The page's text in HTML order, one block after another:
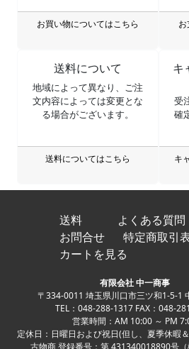
お買い物についてはこちら
送料について
地域によって異なり、ご注
文内容によっては変更とな
る場合がございます。
送料についてはこちら
キ
受
確
キ
送料 よくある質問
お問合せ
特定商取引
カートを見る
有限会社 中一商事
〒334-0011 埼玉県川口市三ツ和1-5-1
TEL：048-288-1317 FAX：048-
営業時間：AM 10:00 ～ PM
定休日：日曜日および祝日(但し、夏季休暇
古物商 登録番号：第 431340018890号（